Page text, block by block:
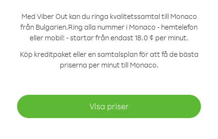
Med Viber Out kan du ringa kvalitetssamtal till Monaco
från Bulgarien.Ring alla nummer i Monaco - hemtelefon
eller mobil! - startar från endast 18.0 ¢ per minut.
Köp kreditpaket eller en samtalsplan för att få de bästa
priserna per minut till Monaco.
Visa priser